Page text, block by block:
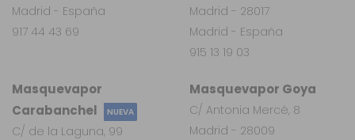
Masquevapor
Carabanchel
NUEVA
C/ de la Laguna, 99
Masquevapor Goya
C/ Antonia Mercé, 8
Madrid - 28009
Madrid - 28017
Madrid - España
915 13 19 03
Madrid - España
917 44 43 69